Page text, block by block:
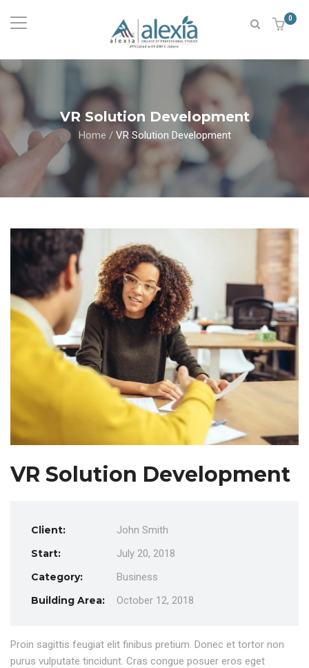
0
VR Solution Development
Home / VR Solution Development
VR Solution Development
Client:
John Smith
Start:
July 20, 2018
Category:
Business
Building Area:
October 12, 2018
Proin sagittis feugiat elit finibus pretium. Donec et tortor non
purus vulputate tincidunt. Cras congue posuer eros eget